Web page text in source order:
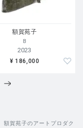
額賀苑子
B
2023
¥ 186,000
額賀苑子のアートプロダク